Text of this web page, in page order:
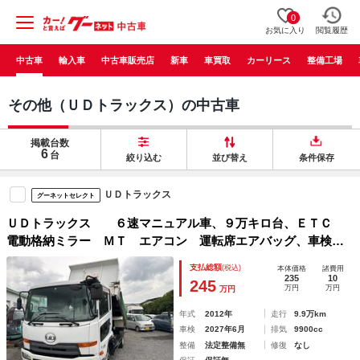
0
お気に入り 閲覧履歴
中古車 輸入車 中古車販売店 新車 車買取 カーリース 整備工場
その他（ＵＤトラックス）の中古車
掲載台数
6 台 絞り込む 並び替え 条件保存
グーネットセレクト ＵＤトラックス
ＵＤトラックス ６速マニュアル車、９万キロ台、ＥＴＣ
電動格納ミラー ＭＴ エアコン 運転席エアバッグ、車検
付、
支払総額(税込)
245 万円
本体価格
235
万円
諸費用
10
万円
年式 2012年 走行
9.9万km
車検
2027年6月 排気
9900cc
整備
法定整備無 修復
なし